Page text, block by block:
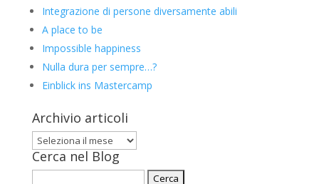
Integrazione di persone diversamente abili
A place to be
Impossible happiness
Nulla dura per sempre…?
Einblick ins Mastercamp
Archivio articoli
Archivio
articoli
Cerca nel Blog